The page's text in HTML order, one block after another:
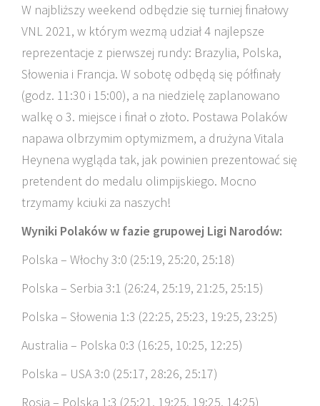
W najbliższy weekend odbędzie się turniej finałowy
VNL 2021, w którym wezmą udział 4 najlepsze
reprezentacje z pierwszej rundy: Brazylia, Polska,
Słowenia i Francja. W sobotę odbędą się półfinały
(godz. 11:30 i 15:00), a na niedzielę zaplanowano
walkę o 3. miejsce i finał o złoto. Postawa Polaków
napawa olbrzymim optymizmem, a drużyna Vitala
Heynena wygląda tak, jak powinien prezentować się
pretendent do medalu olimpijskiego. Mocno
trzymamy kciuki za naszych!
Wyniki Polaków w fazie grupowej Ligi Narodów:
Polska – Włochy 3:0 (25:19, 25:20, 25:18)
Polska – Serbia 3:1 (26:24, 25:19, 21:25, 25:15)
Polska – Słowenia 1:3 (22:25, 25:23, 19:25, 23:25)
Australia – Polska 0:3 (16:25, 10:25, 12:25)
Polska – USA 3:0 (25:17, 28:26, 25:17)
Rosja – Polska 1:3 (25:21, 19:25, 19:25, 14:25)